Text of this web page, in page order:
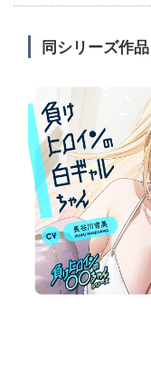
同シリーズ作